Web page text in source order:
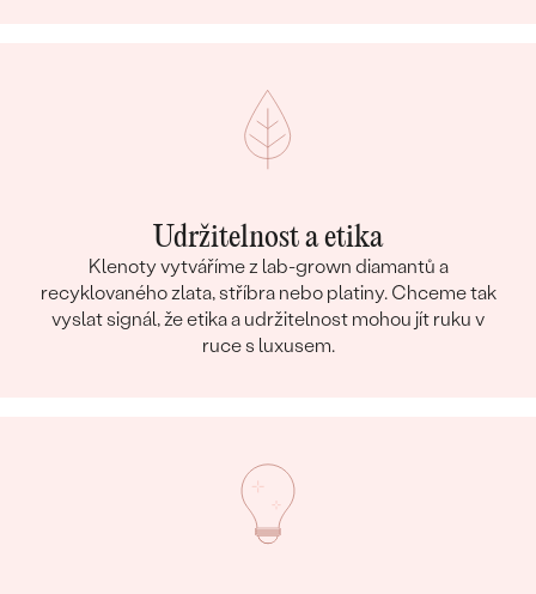
Udržitelnost a etika
Klenoty vytváříme z lab-grown diamantů a
recyklovaného zlata, stříbra nebo platiny. Chceme tak
vyslat signál, že etika a udržitelnost mohou jít ruku v
ruce s luxusem.